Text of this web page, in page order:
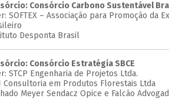
Consórcio Carbono Sustentável Brasil
SOFTEX – Associação para Promoção da
Desponta Brasil
Consórcio Estratégia SBCE
STCP Engenharia de Projetos Ltda.
Consultoria em Produtos Florestais Ltda
Meyer Sendacz Opice e Falcão Advogados